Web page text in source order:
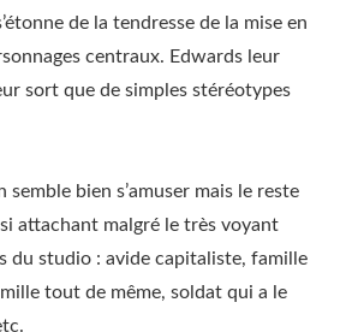
de la tendresse de la mise en
centraux. Edwards leur
sort que de simples stéréotypes
semble bien s’amuser mais le reste
attachant malgré le très voyant
du studio : avide capitaliste, famille
tout de même, soldat qui a le